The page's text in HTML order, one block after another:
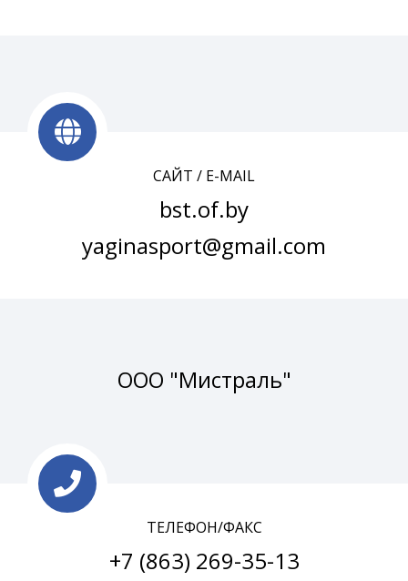
САЙТ / E-MAIL
bst.of.by
yaginasport@gmail.com
ООО "Мистраль"
ТЕЛЕФОН/ФАКС
+7 (863) 269-35-13